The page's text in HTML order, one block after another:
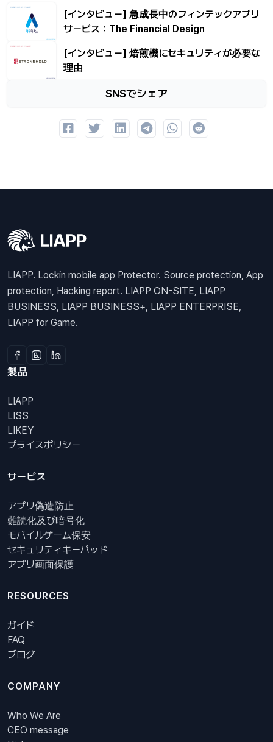
[インタビュー] 急成長中のフィンテックアプリ
サービス：The Financial Design
[インタビュー] 焙煎機にセキュリティが必要な
理由
SNSでシェア
LIAPP. Lockin mobile app Protector. Source protection, App
protection, Hacking report. LIAPP ON-SITE, LIAPP
BUSINESS, LIAPP BUSINESS+, LIAPP ENTERPRISE,
LIAPP for Game.
製品
LIAPP
LISS
LIKEY
プライスポリシー
サービス
アプリ偽造防止
難読化及び暗号化
モバイルゲーム保安
セキュリティキーパッド
アプリ画面保護
RESOURCES
ガイド
FAQ
ブログ
COMPANY
Who We Are
CEO message